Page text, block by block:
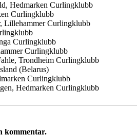
Hedmarken Curlingklubb
Curlingklubb
Lillehammer Curlingklubb
Curlingklubb
Curlingklubb
Trondheim Curlingklubb
(Belarus)
Curlingklubb
Hedmarken Curlingklubb
kommentar.